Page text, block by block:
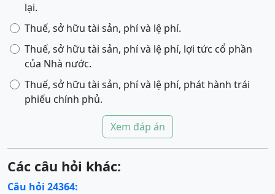
lại.
Thuế, sở hữu tài sản, phí và lệ phí.
Thuế, sở hữu tài sản, phí và lệ phí, lợi tức cổ phần
của Nhà nước.
Thuế, sở hữu tài sản, phí và lệ phí, phát hành trái
phiếu chính phủ.
Xem đáp án
Các câu hỏi khác:
Câu hỏi 24364: